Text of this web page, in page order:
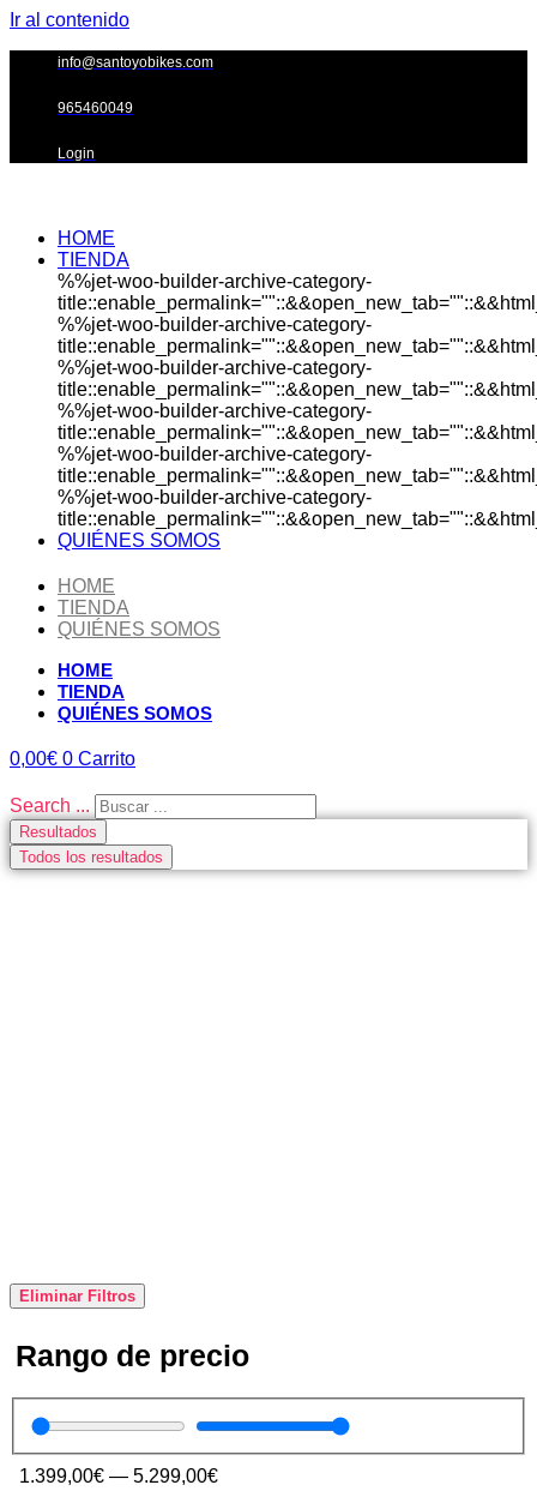
Ir al contenido
info@santoyobikes.com
965460049
Login
HOME
TIENDA
%%jet-woo-builder-archive-category-
%%jet-woo-builder-archive-category-
%%jet-woo-builder-archive-category-
%%jet-woo-builder-archive-category-
%%jet-woo-builder-archive-category-
%%jet-woo-builder-archive-category-
QUIÉNES SOMOS
HOME
TIENDA
QUIÉNES SOMOS
HOME
TIENDA
QUIÉNES SOMOS
0,00€ 0 Carrito
Search ...
Resultados
Todos los resultados
Eliminar Filtros
Rango de precio
1.399,00€ — 5.299,00€